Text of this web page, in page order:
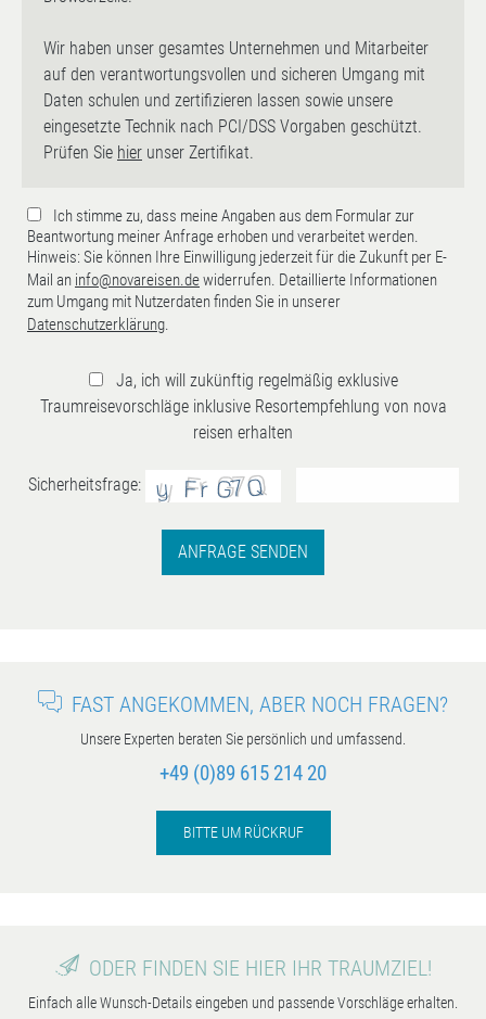
Wir haben unser gesamtes Unternehmen und Mitarbeiter
auf den verantwortungsvollen und sicheren Umgang mit
Daten schulen und zertifizieren lassen sowie unsere
eingesetzte Technik nach PCI/DSS Vorgaben geschützt.
Prüfen Sie hier unser Zertifikat.
Ich stimme zu, dass meine Angaben aus dem Formular zur
Beantwortung meiner Anfrage erhoben und verarbeitet werden.
Hinweis: Sie können Ihre Einwilligung jederzeit für die Zukunft per E-
Mail an info@novareisen.dewiderrufen. Detaillierte Informationen
zum Umgang mit Nutzerdaten finden Sie in unserer
Datenschutzerklärung.
Ja, ich will zukünftig regelmäßig exklusive
Traumreisevorschläge inklusive Resortempfehlung von nova
reisen erhalten
Sicherheitsfrage:
ANFRAGE SENDEN
FAST ANGEKOMMEN, ABER NOCH FRAGEN?
Unsere Experten beraten Sie persönlich und umfassend.
+49 (0)89 615 214 20
BITTE UM RÜCKRUF
ODER FINDEN SIE HIER IHR TRAUMZIEL!
Einfach alle Wunsch-Details eingeben und passende Vorschläge erhalten.